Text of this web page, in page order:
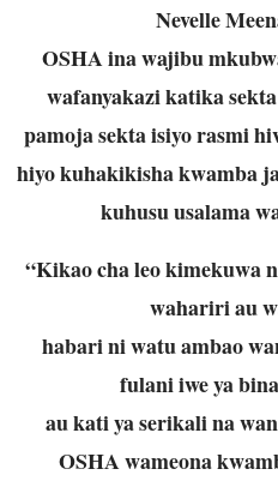
Nevelle
OSHA ina wajibu
wafanyakazi katika
pamoja sekta isiyo rasmi
hiyo kuhakikishakwamba
kuhusu usalama
“Kikao cha leo kimekuwa
wahariri au
habari ni watu ambao
fulani iwe ya
au kati ya serikali na
OSHA wameona